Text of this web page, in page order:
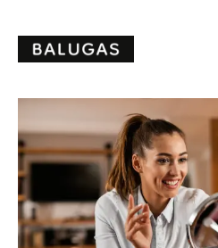
content